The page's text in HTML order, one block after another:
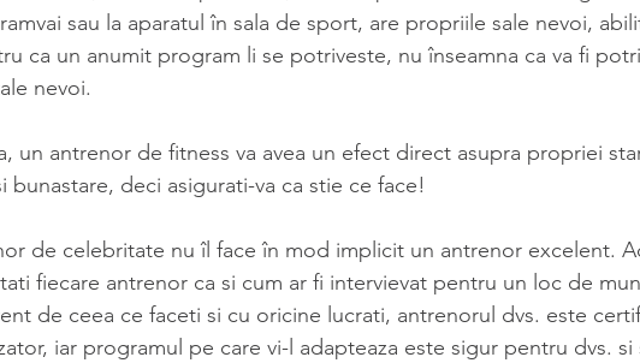
sau la aparatul în sala de sport, are propriile sale nevoi,
ca un anumit program li se potriveste, nu înseamna ca va fi
nevoi.
un antrenor de fitness va avea un efect direct asupra propriei
bunastare, deci asigurati-va ca stie ce face!
de celebritate nu îl face în mod implicit un antrenor excelent.
fiecare antrenor ca si cum ar fi intervievat pentru un loc de
de ceea ce faceti si cu oricine lucrati, antrenorul dvs. este
iar programul pe care vi-l adapteaza este sigur pentru dvs.